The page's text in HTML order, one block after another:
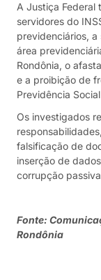
A Justiça Federal
servidores do
previdenciários,
área
Rondônia, o
e a proibição de
Previdência
Os investigados
falsificação de
inserção de
corrupção
Fonte:
Rondônia